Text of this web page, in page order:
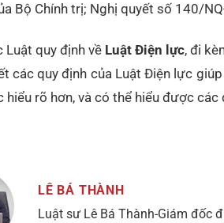
Bộ Chính trị; Nghị quyết số 140/
Luật quy định về Luật Điện lực, đi
các quy định của Luật Điện lực
hiểu rõ hơn, và có thể hiểu được
LÊ BÁ THÀNH
Luật sư Lê Bá Thành-Giám đốc